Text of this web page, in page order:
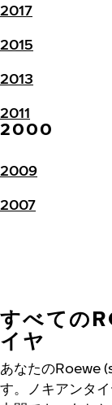
2017
2015
2013
2011
2000
2009
2007
すべての
イヤ
あなたのRoewe
す。ノキアンタ